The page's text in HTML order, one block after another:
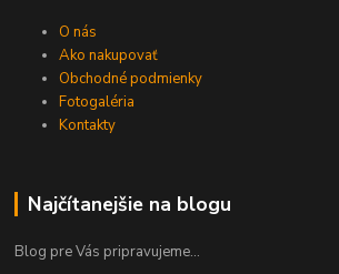
O nás
Ako nakupovať
Obchodné podmienky
Fotogaléria
Kontakty
Najčítanejšie na blogu
Blog pre Vás pripravujeme...